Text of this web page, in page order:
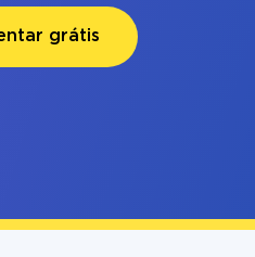
grátis